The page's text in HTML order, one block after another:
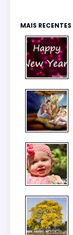
MAIS RECENTES